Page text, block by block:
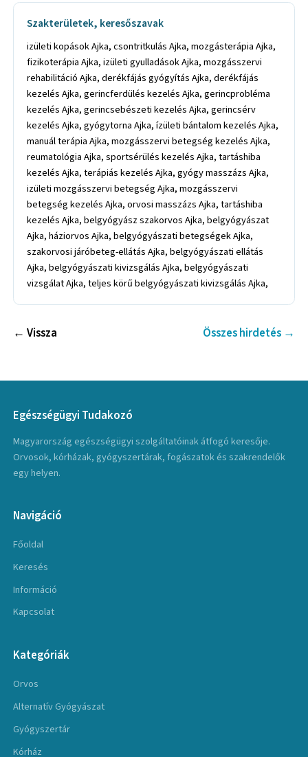
Szakterületek, keresőszavak
izületi kopások Ajka, csontritkulás Ajka, mozgásterápia Ajka,
fizikoterápia Ajka, izületi gyulladások Ajka, mozgásszervi
rehabilitáció Ajka, derékfájás gyógyítás Ajka, derékfájás
kezelés Ajka, gerincferdülés kezelés Ajka, gerincprobléma
kezelés Ajka, gerincsebészeti kezelés Ajka, gerincsérv
kezelés Ajka, gyógytorna Ajka, ízületi bántalom kezelés Ajka,
manuál terápia Ajka, mozgásszervi betegség kezelés Ajka,
reumatológia Ajka, sportsérülés kezelés Ajka, tartáshiba
kezelés Ajka, terápiás kezelés Ajka, gyógy masszázs Ajka,
izületi mozgásszervi betegség Ajka, mozgásszervi
betegség kezelés Ajka, orvosi masszázs Ajka, tartáshiba
kezelés Ajka, belgyógyász szakorvos Ajka, belgyógyászat
Ajka, háziorvos Ajka, belgyógyászati betegségek Ajka,
szakorvosi járóbeteg-ellátás Ajka, belgyógyászati ellátás
Ajka, belgyógyászati kivizsgálás Ajka, belgyógyászati
vizsgálat Ajka, teljes körű belgyógyászati kivizsgálás Ajka,
← Vissza Összes hirdetés →
Egészségügyi Tudakozó
Magyarország egészségügyi szolgáltatóinak átfogó keresője.
Orvosok, kórházak, gyógyszertárak, fogászatok és szakrendelők
egy helyen.
Navigáció
Főoldal
Keresés
Információ
Kapcsolat
Kategóriák
Orvos
Alternatív Gyógyászat
Gyógyszertár
Kórház